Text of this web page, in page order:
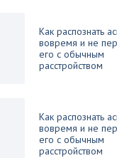
Как распознать
вовремя и не
его с обычным
расстройством
Как распознать
вовремя и не
его с обычным
расстройством